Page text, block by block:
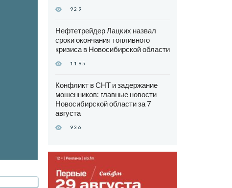
929
Нефтетрейдер Лацких назвал
сроки окончания топливного
кризиса в Новосибирской области
1195
Конфликт в СНТ и задержание
мошенников: главные новости
Новосибирской области за 7
августа
936